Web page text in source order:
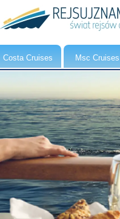
Costa Cruises Msc Cruises